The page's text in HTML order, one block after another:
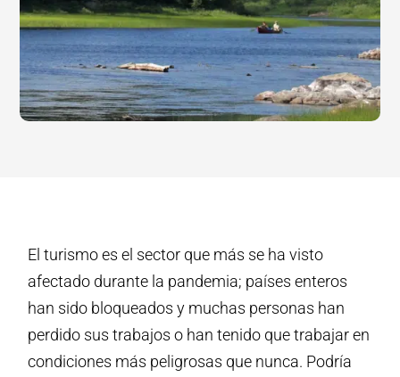
El turismo es el sector que más se ha visto
afectado durante la pandemia; países enteros
han sido bloqueados y muchas personas han
perdido sus trabajos o han tenido que trabajar en
condiciones más peligrosas que nunca. Podría